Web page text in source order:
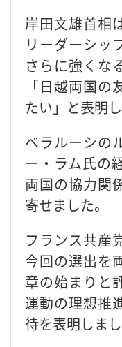
岸田文雄首相
リーダーシッ
さらに強くな
「日越両国
たい」と表明し
ベラルーシの
ー・ラム氏の
両国の協力関
寄せました。
フランス共産
今回の選出を
章の始まりと
運動の理想推
待を表明しまし